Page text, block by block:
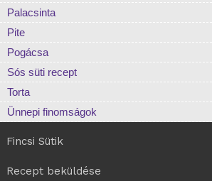
Palacsinta
Pite
Pogácsa
Sós süti recept
Torta
Ünnepi finomságok
Fincsi Sütik
Recept beküldése